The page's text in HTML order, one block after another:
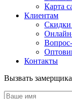
Карта
Клиентам
Скидки
Контакты
Вызвать замерщика